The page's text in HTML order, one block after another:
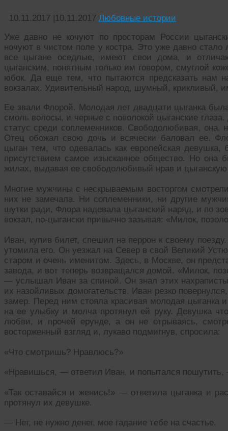
10.11.2017 |10.11.2017 Любовные истории
Уже давно не кочуют по просторам России
ночуют в чистом поле у костра. Это уже давно
все цыгане оседлые, имеют свои дома, и
цыганским, понятным только им говором, смуглой
юбок. Да еще тем, что пытаются предсказать нам
вокзалах. Удивительный народ, шумный, крикливый,
Ее звали Флорой. Молодая лет двадцати цыганка
смоль волосы, и черные с поволокой цыганские
статус среди соплеменников. Свободолюбивая,
Отец обожал свою дочь и всячески баловал ее.
цыган тем, что одевалась как европейская
присутствием самое изысканное общество. Но она
жилах, выдавая ее свободолюбивый нрав и цыганскую
Многие мужчины с нескрываемым восторгом
них не замечала. Ни соплеменники, ни другие
шутки ради, Флора надевала цыганский наряд, и по
вокзал, по-цыгански привычно зазывая: «Милок,
Иван, купив билет, спешил на перрон к своему
утомила его. Он уезжал на Север в свой Великий
старом и очень именитом. Здесь, в Москве, он
завода, и вот теперь возвращался домой. «Милок,
— услышал Иван за спиной. Он знал этих
их назойливых домогательств. Иван резко
замер. Перед ним стояла красивая молодая цыганка
на ее улыбку и молча протянул ей руку. Девушка
любви, и прочей ерунде, а он не отрываясь,
восторженный взгляд и, лукаво подмигнув, спросила:
«Что смотришь? Нравлюсь?»
«Нравишься, — ответил Иван, и попытался
«Так оставайся и женись!» — ответила цыганка и
протянул их девушке.
— Нет, не нужно денег, мое гадание тебе на счастье.